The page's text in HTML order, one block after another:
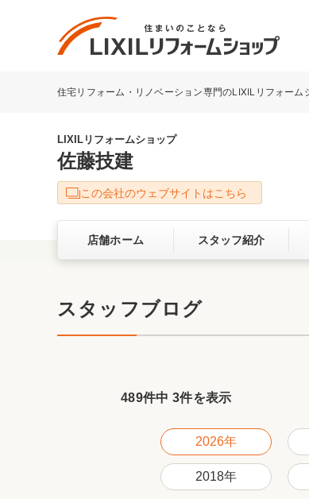
リフォーム事例を探す
キッチン
洗面化粧室
ベランダ・バルコニー
お客さまの声
LIXILリフォームショップに
サービス向上・品質改善の取り
住宅リフォーム・リノベーション専門のLIXILリフォーム
LIXILリフォームショップ
佐藤技建
この会社のウェブサイトはこちら
店舗ホーム スタッフ紹介
スタッフブログ
489件中 3件を表示
2026年
2018年